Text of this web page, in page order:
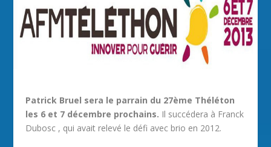
Patrick Bruel sera le parrain du 27ème Théléton
les 6 et 7 décembre prochains. Il succédera à Franck
Dubosc , qui avait relevé le défi avec brio en 2012.